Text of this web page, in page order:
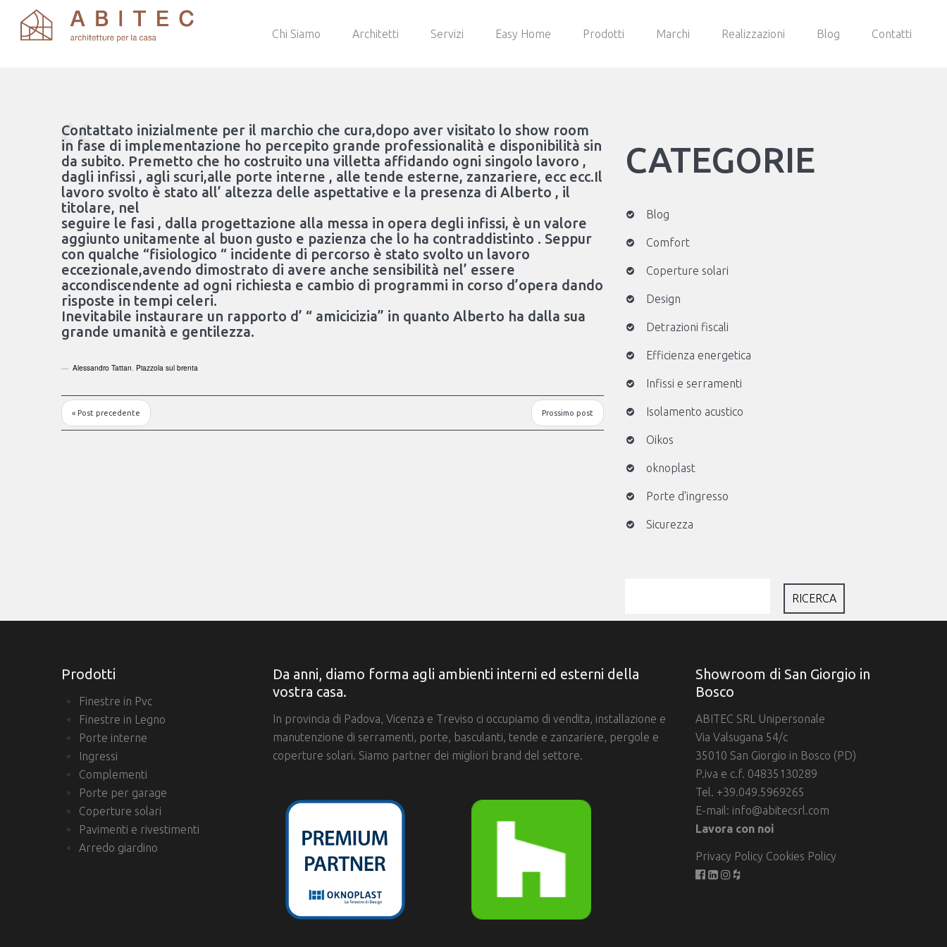
Chi Siamo Architetti Servizi Easy Home Prodotti Marchi Realizzazioni Blog Contatti
Contattato inizialmente per il marchio che cura,dopo aver visitato lo show room
in fase di implementazione ho percepito grande professionalità e disponibilità sin
da subito. Premetto che ho costruito una villetta affidando ogni singolo lavoro ,
dagli infissi , agli scuri,alle porte interne , alle tende esterne, zanzariere, ecc ecc.Il
lavoro svolto è stato all’ altezza delle aspettative e la presenza di Alberto , il
titolare, nel
seguire le fasi , dalla progettazione alla messa in opera degli infissi, è un valore
aggiunto unitamente al buon gusto e pazienza che lo ha contraddistinto . Seppur
con qualche “fisiologico “ incidente di percorso è stato svolto un lavoro
eccezionale,avendo dimostrato di avere anche sensibilità nel’ essere
accondiscendente ad ogni richiesta e cambio di programmi in corso d’opera dando
risposte in tempi celeri.
Inevitabile instaurare un rapporto d’ “ amicicizia” in quanto Alberto ha dalla sua
grande umanità e gentilezza.
Alessandro Tattan, Piazzola sul brenta
« Post precedente Prossimo post
CATEGORIE
Blog
Comfort
Coperture solari
Design
Detrazioni fiscali
Efficienza energetica
Infissi e serramenti
Isolamento acustico
Oikos
oknoplast
Porte d'ingresso
Sicurezza
Prodotti
Finestre in Pvc
Finestre in Legno
Porte interne
Ingressi
Complementi
Porte per garage
Coperture solari
Pavimenti e rivestimenti
Arredo giardino
Da anni, diamo forma agli ambienti interni ed esterni della
vostra casa.
In provincia di Padova, Vicenza e Treviso ci occupiamo di vendita, installazione e
manutenzione di serramenti, porte, basculanti, tende e zanzariere, pergole e
coperture solari. Siamo partner dei migliori brand del settore.
Showroom di San Giorgio in
Bosco
ABITEC SRL Unipersonale
Via Valsugana 54/c
35010 San Giorgio in Bosco (PD)
P.iva e c.f. 04835130289
Tel. +39.049.5969265
E-mail: info@abitecsrl.com
Lavora con noi
Privacy Policy Cookies Policy